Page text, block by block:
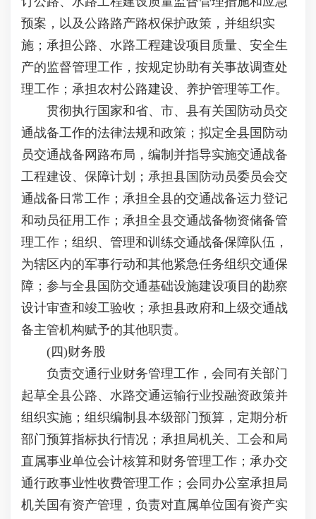
预案，以及公路路产路权保护政策，并组织实
施；承担公路、水路工程建设项目质量、安全生
产的监督管理工作，按规定协助有关事故调查处
理工作；承担农村公路建设、养护管理等工作。
贯彻执行国家和省、市、县有关国防动员交
通战备工作的法律法规和政策；拟定全县国防动
员交通战备网路布局，编制并指导实施交通战备
工程建设、保障计划；承担县国防动员委员会交
通战备日常工作；承担全县的交通战备运力登记
和动员征用工作；承担全县交通战备物资储备管
理工作；组织、管理和训练交通战备保障队伍，
为辖区内的军事行动和其他紧急任务组织交通保
障；参与全县国防交通基础设施建设项目的勘察
设计审查和竣工验收；承担县政府和上级交通战
备主管机构赋予的其他职责。
(四)财务股
负责交通行业财务管理工作，会同有关部门
起草全县公路、水路交通运输行业投融资政策并
组织实施；组织编制县本级部门预算，定期分析
部门预算指标执行情况；承担局机关、工会和局
直属事业单位会计核算和财务管理工作；承办交
通行政事业性收费管理工作；会同办公室承担局
机关国有资产管理，负责对直属单位国有资产实